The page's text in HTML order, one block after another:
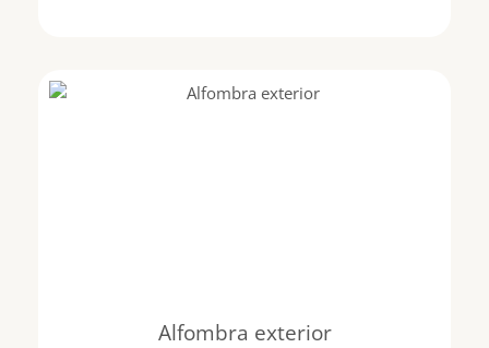
Alfombra exterior